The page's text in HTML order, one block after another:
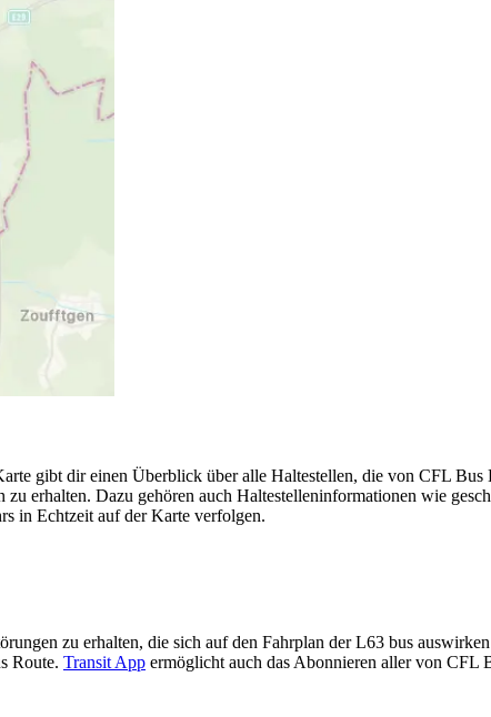
gibt dir einen Überblick über alle Haltestellen, die von CFL
erhalten. Dazu gehören auch Haltestelleninformationen wie
in Echtzeit auf der Karte verfolgen.
zu erhalten, die sich auf den Fahrplan der L63 bus
Route. Transit App ermöglicht auch das Abonnieren aller von CFL